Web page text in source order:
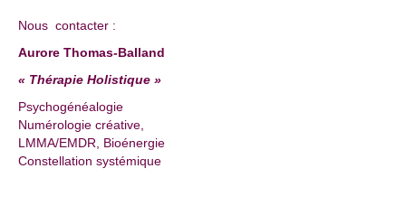
Nous contacter :
Aurore Thomas-Balland
« Thérapie Holistique »
Psychogénéalogie
Numérologie créative,
LMMA/EMDR, Bioénergie
Constellation systémique